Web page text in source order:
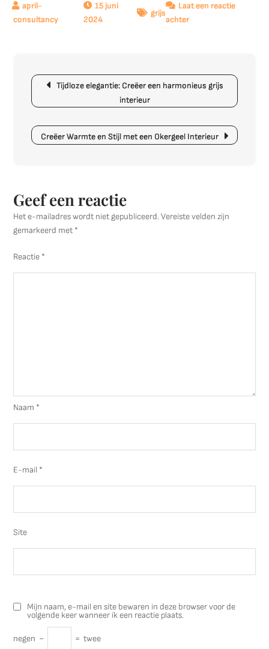
15 juni
2024
grijs
Laat een reactie
achterop
in
Grijs
Berichtnavigatie
Tijdloze elegantie: Creëer een harmonieus grijs
interieur
Creëer Warmte en Stijl met een Okergeel Interieur
Geef een reactie
Het e-mailadres wordt niet gepubliceerd. Vereiste velden zijn
gemarkeerd met *
Reactie *
Naam *
E-mail *
Site
Mijn naam, e-mail en site bewaren in deze browser voor de
volgende keer wanneer ik een reactie plaats.
negen − = twee